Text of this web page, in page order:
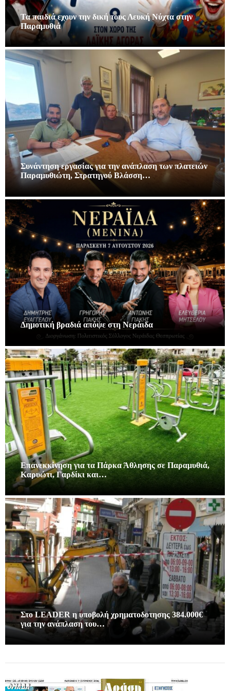
Τα παιδιά εχουν την δική τους Λευκή Νύχτα στην
Παραμυθιά
Συνάντηση εργασίας για την ανάπλαση των πλατειών
Παραμυθιώτη, Στρατηγού Βλάσση…
Δημοτική βραδιά απόψε στη Νεράιδα
Επανεκκίνηση για τα Πάρκα Άθλησης σε Παραμυθιά,
Καρυώτι, Γαρδίκι και…
Στο LEADER η υποβολή χρηματοδοτησης 384.000€
για την ανάπλαση του…